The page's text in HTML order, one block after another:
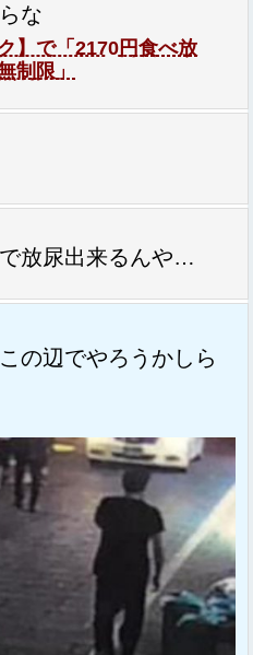
な
】で「2170円食べ放
制限」
放尿出来るんや…
の辺でやろうかしら